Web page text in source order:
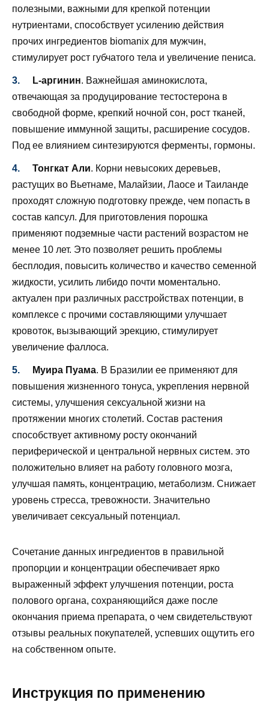
полезными, важными для крепкой потенции
нутриентами, способствует усилению действия
прочих ингредиентов biomanix для мужчин,
стимулирует рост губчатого тела и увеличение пениса.
L-аргинин. Важнейшая аминокислота,
отвечающая за продуцирование тестостерона в
свободной форме, крепкий ночной сон, рост тканей,
повышение иммунной защиты, расширение сосудов.
Под ее влиянием синтезируются ферменты, гормоны.
Тонгкат Али. Корни невысоких деревьев,
растущих во Вьетнаме, Малайзии, Лаосе и Таиланде
проходят сложную подготовку прежде, чем попасть в
состав капсул. Для приготовления порошка
применяют подземные части растений возрастом не
менее 10 лет. Это позволяет решить проблемы
бесплодия, повысить количество и качество семенной
жидкости, усилить либидо почти моментально.
актуален при различных расстройствах потенции, в
комплексе с прочими составляющими улучшает
кровоток, вызывающий эрекцию, стимулирует
увеличение фаллоса.
Муира Пуама. В Бразилии ее применяют для
повышения жизненного тонуса, укрепления нервной
системы, улучшения сексуальной жизни на
протяжении многих столетий. Состав растения
способствует активному росту окончаний
периферической и центральной нервных систем. это
положительно влияет на работу головного мозга,
улучшая память, концентрацию, метаболизм. Снижает
уровень стресса, тревожности. Значительно
увеличивает сексуальный потенциал.
Сочетание данных ингредиентов в правильной
пропорции и концентрации обеспечивает ярко
выраженный эффект улучшения потенции, роста
полового органа, сохраняющийся даже после
окончания приема препарата, о чем свидетельствуют
отзывы реальных покупателей, успевших ощутить его
на собственном опыте.
Инструкция по применению